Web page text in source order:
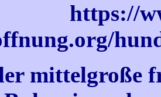
https://
mittelgroße